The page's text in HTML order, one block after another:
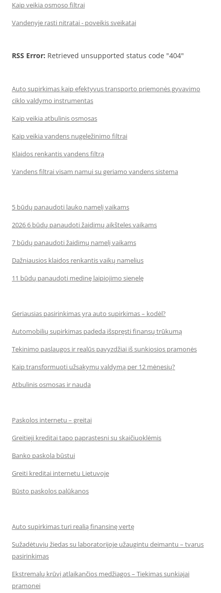
Kaip veikia osmoso filtrai
Vandenyje rasti nitratai - poveikis sveikatai
RSS Error: Retrieved unsupported status code "404"
Auto supirkimas kaip efektyvus transporto priemonės gyvavimo
ciklo valdymo instrumentas
Kaip veikia atbulinis osmosas
Kaip veikia vandens nugeležinimo filtrai
Klaidos renkantis vandens filtrą
Vandens filtrai visam namui su geriamo vandens sistema
5 būdų panaudoti lauko namelį vaikams
2026 6 būdų panaudoti žaidimų aikšteles vaikams
7 būdų panaudoti žaidimų namelį vaikams
Dažniausios klaidos renkantis vaikų namelius
11 būdų panaudoti medinę laipiojimo sienelę
Geriausias pasirinkimas yra auto supirkimas – kodėl?
Automobilių supirkimas padeda išspręsti finansų trūkumą
Tekinimo paslaugos ir realūs pavyzdžiai iš sunkiosios pramonės
Kaip transformuoti užsakymų valdymą per 12 mėnesių?
Atbulinis osmosas ir nauda
Paskolos internetu – greitai
Greitieji kreditai tapo paprastesni su skaičiuoklėmis
Banko paskola būstui
Greiti kreditai internetu Lietuvoje
Būsto paskolos palūkanos
Auto supirkimas turi realią finansinę vertę
Sužadėtuvių žiedas su laboratorijoje užaugintu deimantu – tvarus
pasirinkimas
Ekstremalų krūvį atlaikančios medžiagos – Tiekimas sunkiajai
pramonei